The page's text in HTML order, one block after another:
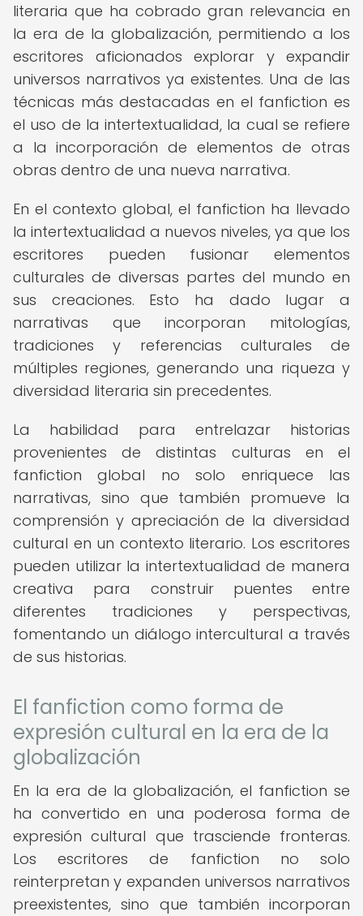
literaria que ha cobrado gran relevancia en
la era de la globalización, permitiendo a los
escritores aficionados explorar y expandir
universos narrativos ya existentes. Una de las
técnicas más destacadas en el fanfiction es
el uso de la intertextualidad, la cual se refiere
a la incorporación de elementos de otras
obras dentro de una nueva narrativa.
En el contexto global, el fanfiction ha llevado
la intertextualidad a nuevos niveles, ya que los
escritores pueden fusionar elementos
culturales de diversas partes del mundo en
sus creaciones. Esto ha dado lugar a
narrativas que incorporan mitologías,
tradiciones y referencias culturales de
múltiples regiones, generando una riqueza y
diversidad literaria sin precedentes.
La habilidad para entrelazar historias
provenientes de distintas culturas en el
fanfiction global no solo enriquece las
narrativas, sino que también promueve la
comprensión y apreciación de la diversidad
cultural en un contexto literario. Los escritores
pueden utilizar la intertextualidad de manera
creativa para construir puentes entre
diferentes tradiciones y perspectivas,
fomentando un diálogo intercultural a través
de sus historias.
El fanfiction como forma de
expresión cultural en la era de la
globalización
En la era de la globalización, el fanfiction se
ha convertido en una poderosa forma de
expresión cultural que trasciende fronteras.
Los escritores de fanfiction no solo
reinterpretan y expanden universos narrativos
preexistentes, sino que también incorporan